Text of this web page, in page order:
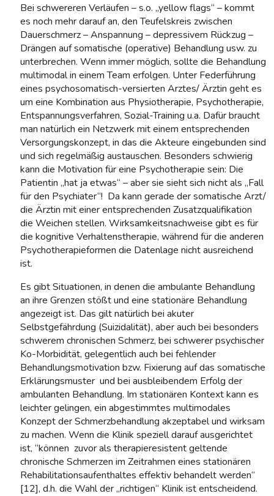
Bei schwereren Verläufen – s.o. „yellow flags“ – kommt
es noch mehr darauf an, den Teufelskreis zwischen
Dauerschmerz – Anspannung – depressivem Rückzug –
Drängen auf somatische (operative) Behandlung usw. zu
unterbrechen. Wenn immer möglich, sollte die Behandlung
multimodal in einem Team erfolgen. Unter Federführung
eines psychosomatisch-versierten Arztes/ Ärztin geht es
um eine Kombination aus Physiotherapie, Psychotherapie,
Entspannungsverfahren, Sozial-Training u.a. Dafür braucht
man natürlich ein Netzwerk mit einem entsprechenden
Versorgungskonzept, in das die Akteure eingebunden sind
und sich regelmäßig austauschen. Besonders schwierig
kann die Motivation für eine Psychotherapie sein: Die
Patientin „hat ja etwas“ – aber sie sieht sich nicht als „Fall
für den Psychiater“! Da kann gerade der somatische Arzt/
die Ärztin mit einer entsprechenden Zusatzqualifikation
die Weichen stellen. Wirksamkeitsnachweise gibt es für
die kognitive Verhaltenstherapie, während für die anderen
Psychotherapieformen die Datenlage nicht ausreichend
ist.
Es gibt Situationen, in denen die ambulante Behandlung
an ihre Grenzen stößt und eine stationäre Behandlung
angezeigt ist. Das gilt natürlich bei akuter
Selbstgefährdung (Suizidalität), aber auch bei besonders
schwerem chronischen Schmerz, bei schwerer psychischer
Ko-Morbidität, gelegentlich auch bei fehlender
Behandlungsmotivation bzw. Fixierung auf das somatische
Erklärungsmuster und bei ausbleibendem Erfolg der
ambulanten Behandlung. Im stationären Kontext kann es
leichter gelingen, ein abgestimmtes multimodales
Konzept der Schmerzbehandlung akzeptabel und wirksam
zu machen. Wenn die Klinik speziell darauf ausgerichtet
ist, “können zuvor als therapieresistent geltende
chronische Schmerzen im Zeitrahmen eines stationären
Rehabilitationsaufenthaltes effektiv behandelt werden“
[12], d.h. die Wahl der „richtigen“ Klinik ist entscheidend.